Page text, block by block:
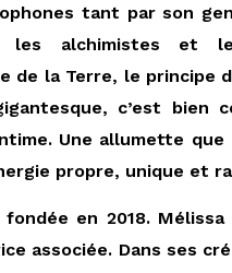
tant par son
alchimistes et
de la Terre, le principe
c’est bien
Une allumette que
propre, unique et
fondée en 2018.
associée. Dans ses